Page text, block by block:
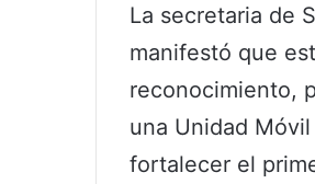
La secretaria de
manifestó que
reconocimiento,
una Unidad
fortalecer el